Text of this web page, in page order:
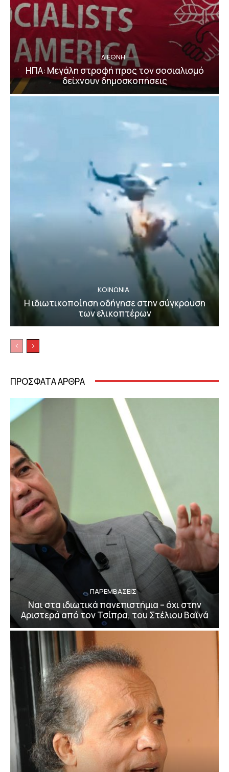
ΔΙΕΘΝΗ
ΗΠΑ: Μεγάλη στροφή προς τον σοσιαλισμό
δείχνουν δημοσκοπήσεις
ΚΟΙΝΩΝΙΑ
Η ιδιωτικοποίηση οδήγησε στην σύγκρουση
των ελικοπτέρων
ΠΡΟΣΦΑΤΑ ΑΡΘΡΑ
ΠΑΡΕΜΒΑΣΕΙΣ
Ναι στα ιδιωτικά πανεπιστήμια – όχι στην
Αριστερά από τον Τσίπρα, του Στέλιου Βαϊνά